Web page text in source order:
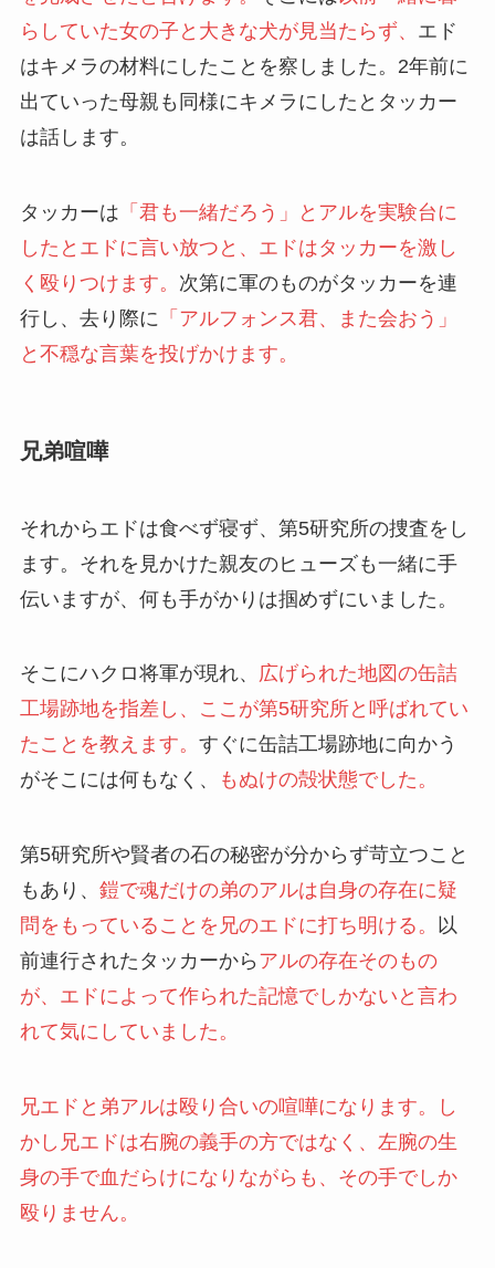
らしていた女の子と大きな犬が見当たらず、 エド
はキメラの材料にしたことを察しました。2年前に
出ていった母親も同様にキメラにしたとタッカー
は話します。
タッカーは 「君も一緒だろう」とアルを実験台に
したとエドに言い放つと、エドはタッカーを激し
く殴りつけます。 次第に軍のものがタッカーを連
行し、去り際に 「アルフォンス君、また会おう」
と不穏な言葉を投げかけます。
兄弟喧嘩
それからエドは食べず寝ず、第5研究所の捜査をし
ます。それを見かけた親友のヒューズも一緒に手
伝いますが、何も手がかりは掴めずにいました。
そこにハクロ将軍が現れ、 広げられた地図の缶詰
工場跡地を指差し、ここが第5研究所と呼ばれてい
たことを教えます。 すぐに缶詰工場跡地に向かう
がそこには何もなく、
もぬけの殻状態でした。
第5研究所や賢者の石の秘密が分からず苛立つこと
もあり、 鎧で魂だけの弟のアルは自身の存在に疑
問をもっていることを兄のエドに打ち明ける。
以
前連行されたタッカーから アルの存在そのもの
が、エドによって作られた記憶でしかないと言わ
れて気にしていました。
兄エドと弟アルは殴り合いの喧嘩になります。し
かし兄エドは右腕の義手の方ではなく、左腕の生
身の手で血だらけになりながらも、その手でしか
殴りません。